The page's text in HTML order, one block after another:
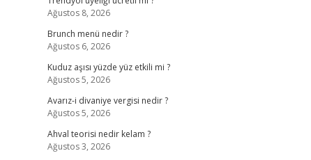
Ağustos 8, 2026
Brunch menü nedir ?
Ağustos 6, 2026
Kuduz aşısı yüzde yüz etkili mi ?
Ağustos 5, 2026
Avarız-i divaniye vergisi nedir ?
Ağustos 5, 2026
Ahval teorisi nedir kelam ?
Ağustos 3, 2026